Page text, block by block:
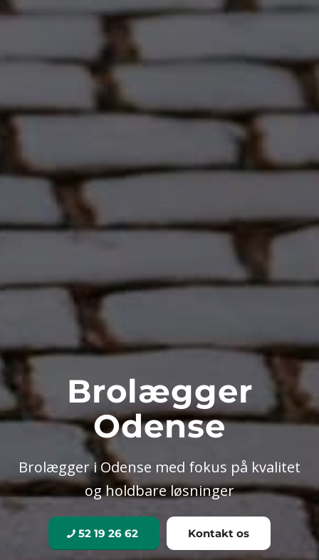
Brolægger
Odense
Brolægger i Odense med fokus på kvalitet
og holdbare løsninger
52 19 26 62 Kontakt os